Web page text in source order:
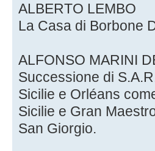
ALBERTO LEMBO
La Casa di Borbone
ALFONSO MARINI
Successione di
Sicilie e Orléans
Sicilie e Gran
San Giorgio.